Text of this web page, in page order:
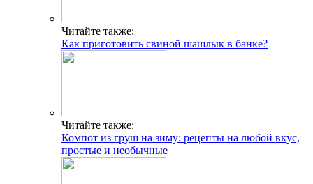
Читайте также:
Как приготовить свиной шашлык в банке?
Читайте также:
Компот из груш на зиму: рецепты на любой вкус,
простые и необычные